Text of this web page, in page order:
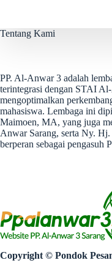
Tentang Kami
PP. Al-Anwar 3 adalah
terintegrasi dengan STAI
mengoptimalkan
mahasiswa. Lembaga ini
Maimoen, MA, yang juga
Anwar Sarang, serta Ny.
berperan sebagai pengasuh
Copyright © Pondok